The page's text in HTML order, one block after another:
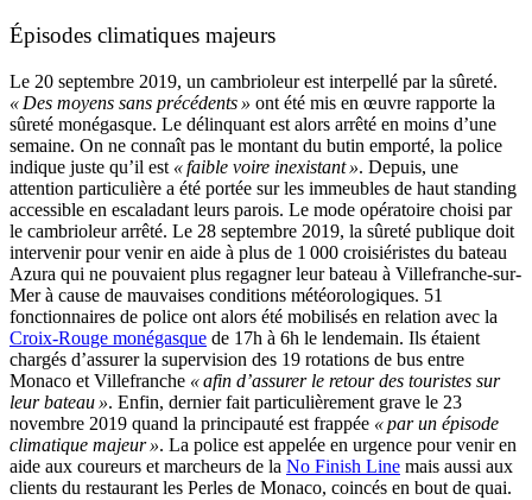
Épisodes climatiques majeurs
Le 20 septembre 2019, un cambrioleur est interpellé par la sûreté.
« Des moyens sans précédents » ont été mis en œuvre rapporte la
sûreté monégasque. Le délinquant est alors arrêté en moins d’une
semaine. On ne connaît pas le montant du butin emporté, la police
indique juste qu’il est « faible voire inexistant ». Depuis, une
attention particulière a été portée sur les immeubles de haut standing
accessible en escaladant leurs parois. Le mode opératoire choisi par
le cambrioleur arrêté. Le 28 septembre 2019, la sûreté publique doit
intervenir pour venir en aide à plus de 1 000 croisiéristes du bateau
Azura qui ne pouvaient plus regagner leur bateau à Villefranche-sur-
Mer à cause de mauvaises conditions météorologiques. 51
fonctionnaires de police ont alors été mobilisés en relation avec la
Croix-Rouge monégasque de 17h à 6h le lendemain. Ils étaient
chargés d’assurer la supervision des 19 rotations de bus entre
Monaco et Villefranche « afin d’assurer le retour des touristes sur
leur bateau ». Enfin, dernier fait particulièrement grave le 23
novembre 2019 quand la principauté est frappée « par un épisode
climatique majeur ». La police est appelée en urgence pour venir en
aide aux coureurs et marcheurs de la No Finish Line mais aussi aux
clients du restaurant les Perles de Monaco, coincés en bout de quai.